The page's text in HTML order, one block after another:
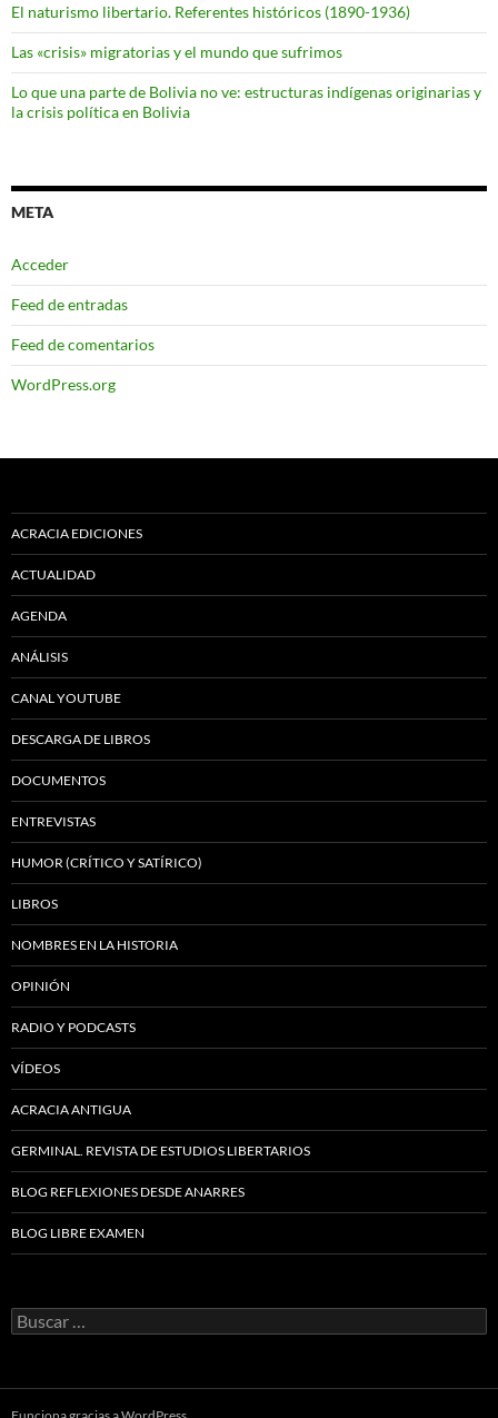
El naturismo libertario. Referentes históricos (1890-1936)
Las «crisis» migratorias y el mundo que sufrimos
Lo que una parte de Bolivia no ve: estructuras indígenas originarias y
la crisis política en Bolivia
META
Acceder
Feed de entradas
Feed de comentarios
WordPress.org
ACRACIA EDICIONES
ACTUALIDAD
AGENDA
ANÁLISIS
CANAL YOUTUBE
DESCARGA DE LIBROS
DOCUMENTOS
ENTREVISTAS
HUMOR (CRÍTICO Y SATÍRICO)
LIBROS
NOMBRES EN LA HISTORIA
OPINIÓN
RADIO Y PODCASTS
VÍDEOS
ACRACIA ANTIGUA
GERMINAL. REVISTA DE ESTUDIOS LIBERTARIOS
BLOG REFLEXIONES DESDE ANARRES
BLOG LIBRE EXAMEN
Buscar: